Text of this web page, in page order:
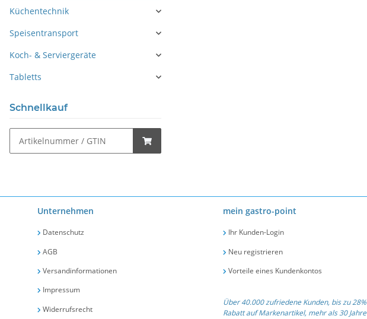
Küchentechnik
Speisentransport
Koch- & Serviergeräte
Tabletts
Schnellkauf
Unternehmen
Datenschutz
AGB
Versandinformationen
Impressum
Widerrufsrecht
mein gastro-point
Ihr Kunden-Login
Neu registrieren
Vorteile eines Kundenkontos
Über 40.000 zufriedene Kunden, bis zu 28%
Rabatt auf Markenartikel, mehr als 30 Jahre